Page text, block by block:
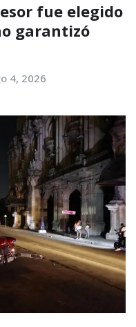
fue elegido
garantizó
4, 2026